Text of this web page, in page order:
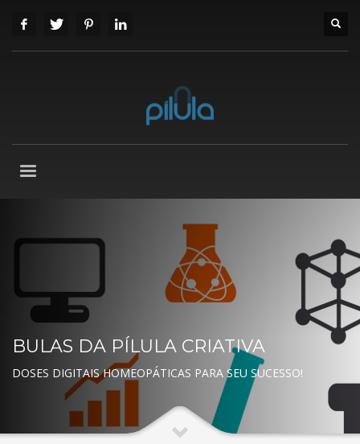
BULAS DA PÍLULA CRIATIVA
DOSES DIGITAIS HOMEOPÁTICAS PARA SEU SUCESSO!